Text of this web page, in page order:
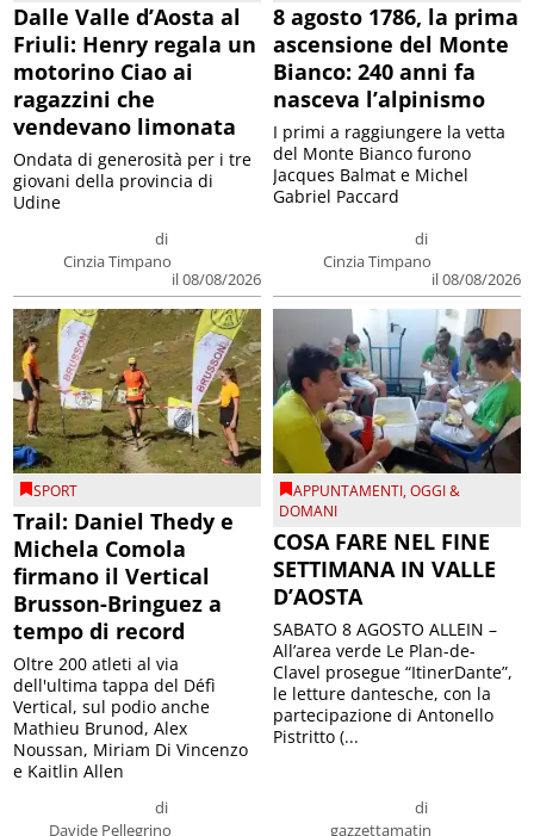
Dalle Valle d’Aosta al
Friuli: Henry regala un
motorino Ciao ai
ragazzini che
vendevano limonata
di
Cinzia Timpano
il 08/08/2026
Ondata di generosità per i tre
giovani della provincia di
Udine
8 agosto 1786, la prima
ascensione del Monte
Bianco: 240 anni fa
nasceva l’alpinismo
di
Cinzia Timpano
il 08/08/2026
I primi a raggiungere la vetta
del Monte Bianco furono
Jacques Balmat e Michel
Gabriel Paccard
SPORT
Trail: Daniel Thedy e
Michela Comola
firmano il Vertical
Brusson-Bringuez a
tempo di record
di
Davide Pellegrino
Oltre 200 atleti al via
dell'ultima tappa del Défì
Vertical, sul podio anche
Mathieu Brunod, Alex
Noussan, Miriam Di Vincenzo
e Kaitlin Allen
APPUNTAMENTI,OGGI &
DOMANI
COSA FARE NEL FINE
SETTIMANA IN VALLE
D’AOSTA
di
gazzettamatin
SABATO 8 AGOSTO ALLEIN –
All’area verde Le Plan-de-
Clavel prosegue “ItinerDante”,
le letture dantesche, con la
partecipazione di Antonello
Pistritto (...